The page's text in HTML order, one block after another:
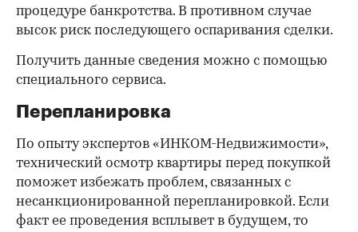
процедуре банкротства. В противном случае
высок риск последующего оспаривания сделки.
Получить данные сведения можно с помощью
специального сервиса.
Перепланировка
По опыту экспертов «ИНКОМ-Недвижимости»,
технический осмотр квартиры перед покупкой
поможет избежать проблем, связанных с
несанкционированной перепланировкой. Если
факт ее проведения всплывет в будущем, то